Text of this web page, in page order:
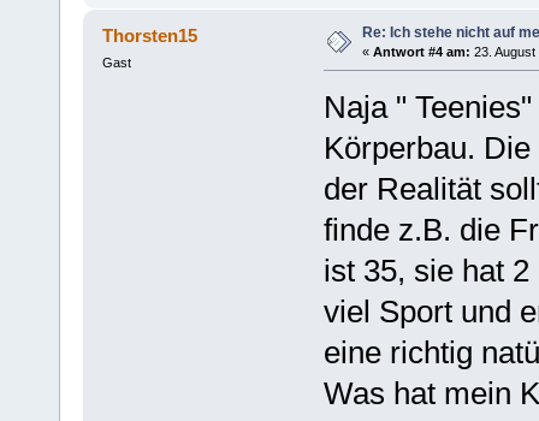
Thorsten15
Gast
Re: Ich stehe nicht auf
« Antwort #4 am: 23.
Naja "
Körperbau.
der Realität
finde z.B. die
ist 35, sie hat
viel Sport und
eine richtig
Was hat mein